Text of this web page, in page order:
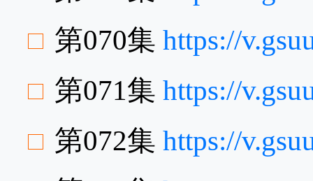
第070集 https://
第071集 https://
第072集 https://